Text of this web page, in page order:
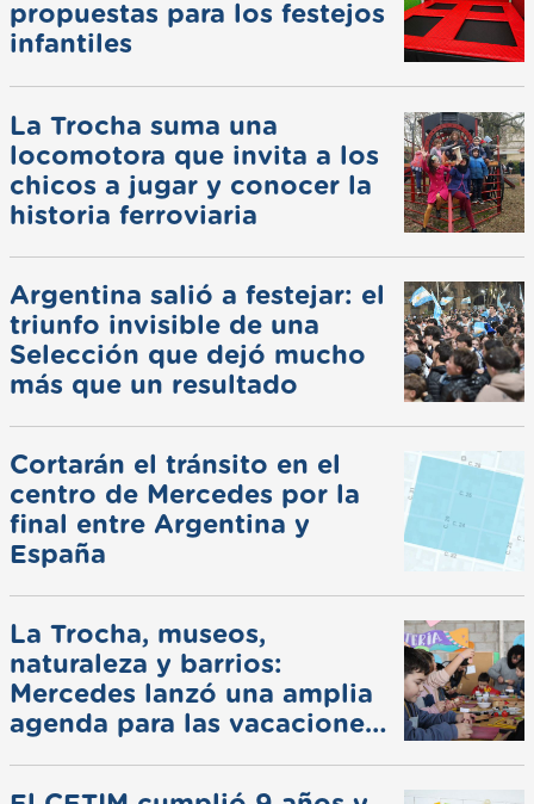
propuestas para los festejos
infantiles
La Trocha suma una
locomotora que invita a los
chicos a jugar y conocer la
historia ferroviaria
Argentina salió a festejar: el
triunfo invisible de una
Selección que dejó mucho
más que un resultado
Cortarán el tránsito en el
centro de Mercedes por la
final entre Argentina y
España
La Trocha, museos,
naturaleza y barrios:
Mercedes lanzó una amplia
agenda para las vacaciones